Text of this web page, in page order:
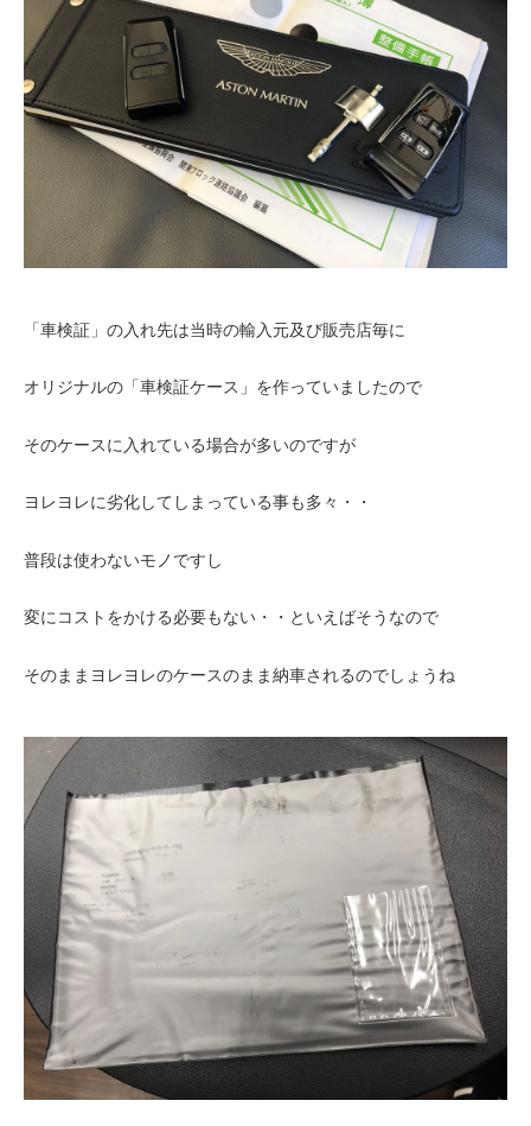
「車検証」の入れ先は当時の輸入元及び販売店毎に
オリジナルの「車検証ケース」を作っていましたので
そのケースに入れている場合が多いのですが
ヨレヨレに劣化してしまっている事も多々・・
普段は使わないモノですし
変にコストをかける必要もない・・といえばそうなので
そのままヨレヨレのケースのまま納車されるのでしょうね